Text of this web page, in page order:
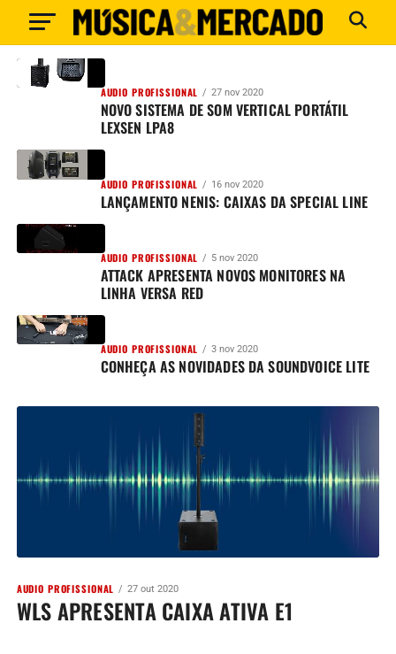
AUDIO PROFISSIONAL 27 nov 2020
NOVO SISTEMA DE SOM VERTICAL PORTÁTIL
LEXSEN LPA8
AUDIO PROFISSIONAL 16 nov 2020
LANÇAMENTO NENIS: CAIXAS DA SPECIAL LINE
AUDIO PROFISSIONAL 5 nov 2020
ATTACK APRESENTA NOVOS MONITORES NA
LINHA VERSA RED
AUDIO PROFISSIONAL 3 nov 2020
CONHEÇA AS NOVIDADES DA SOUNDVOICE LITE
AUDIO PROFISSIONAL 27 out 2020
WLS APRESENTA CAIXA ATIVA E1